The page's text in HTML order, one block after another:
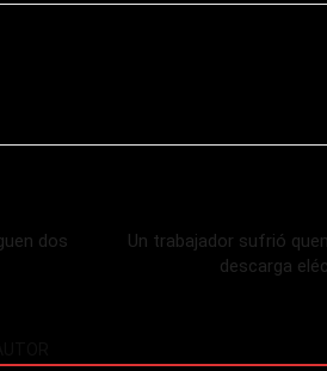
dos
Un trabajador sufrió
descarga